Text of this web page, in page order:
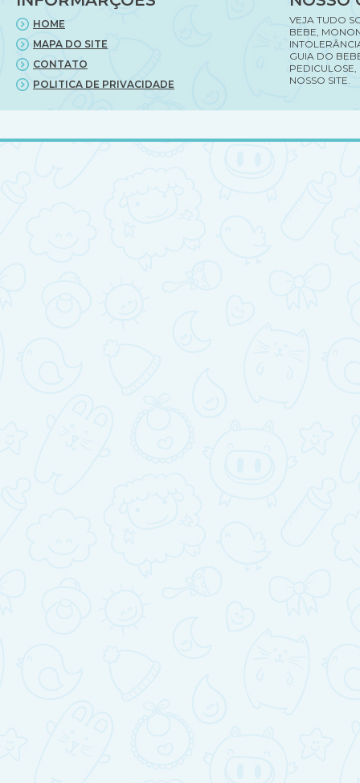
HOME
MAPA DO SITE
CONTATO
POLITICA DE PRIVACIDADE
VEJA TUDO
BEBE,
GUIA DO
PEDICULOSE,
NOSSO SITE.